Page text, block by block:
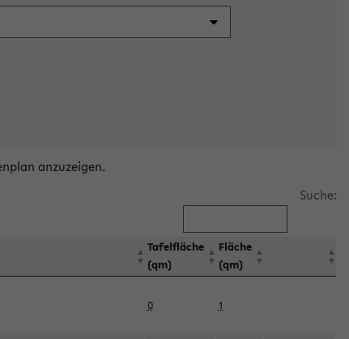
anzuzeigen.
Suche:
Tafelfläche
(qm)
Fläche
(qm)
0 1